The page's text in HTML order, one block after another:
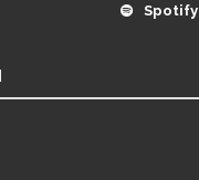
Spotify